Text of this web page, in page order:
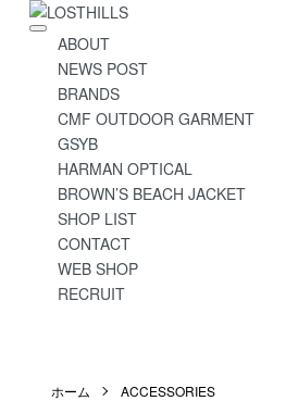
ABOUT
NEWS POST
BRANDS
CMF OUTDOOR GARMENT
GSYB
HARMAN OPTICAL
BROWN’S BEACH JACKET
SHOP LIST
CONTACT
WEB SHOP
RECRUIT
ホーム ACCESSORIES